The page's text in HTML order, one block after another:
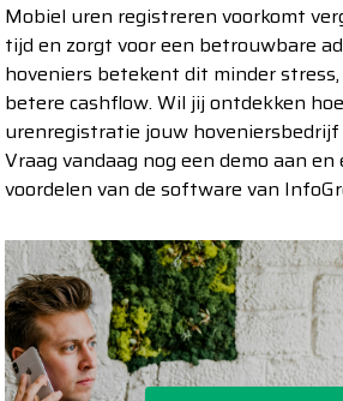
Mobiel uren registreren voorkomt
tijd en zorgt voor een betrouwbare
hoveniers betekent dit minder
betere cashflow. Wil jij ontdekken
urenregistratie jouw
Vraag vandaag nog een demo aan en
voordelen van de software van